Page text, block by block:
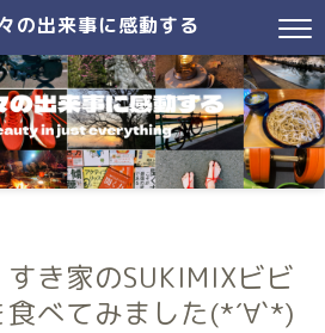
の出来事に感動する
すき家のSUKIMIXビビ
食べてみました(*´∀`*)